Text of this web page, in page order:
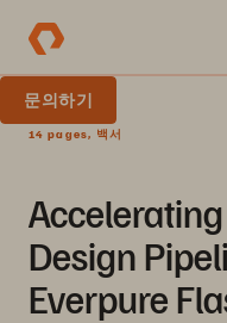
문의하기
14 pages, 백서
Design
Everpure